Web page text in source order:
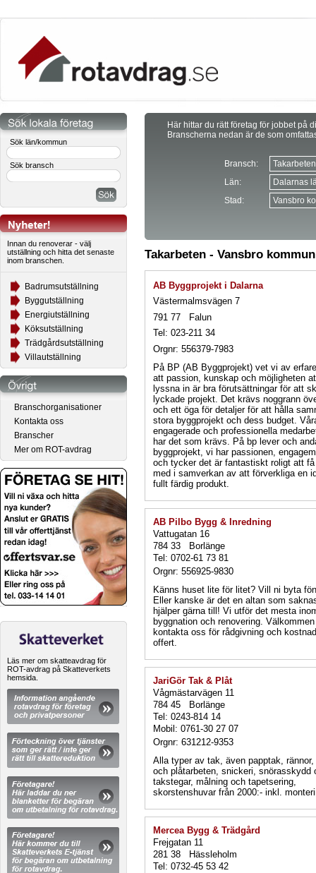
Sök län/kommun
Sök bransch
Innan du renoverar - välj
utställning och hitta det senaste
inom branschen.
Badrumsutställning
Byggutställning
Energiutställning
Köksutställning
Trädgårdsutställning
Villautställning
Branschorganisationer
Kontakta oss
Branscher
Mer om ROT-avdrag
Läs mer om skatteavdrag för
ROT-avdrag på Skatteverkets
hemsida.
Här hittar du rätt företag för jobbet på
Branscherna nedan är de som
Bransch:
Län:
Stad:
Takarbeten - Vansbro kommun
AB Byggprojekt i Dalarna
Västermalmsvägen 7
791 77 Falun
Tel: 023-211 34
Orgnr: 556379-7983
På BP (AB Byggprojekt) vet vi av
att passion, kunskap och möjligheten
lyssna in är bra förutsättningar för att
lyckade projekt. Det krävs noggrann
och ett öga för detaljer för att hålla
stora byggprojekt och dess budget.
engagerade och professionella
har det som krävs. På bp lever och
byggprojekt, vi har passionen,
och tycker det är fantastiskt roligt att
med i samverkan av att förverkliga en
fullt färdig produkt.
AB Pilbo Bygg & Inredning
Vattugatan 16
784 33 Borlänge
Tel: 0702-61 73 81
Orgnr: 556925-9830
Känns huset lite för litet? Vill ni byta
Eller kanske är det en altan som
hjälper gärna till! Vi utför det mesta
byggnation och renovering.
kontakta oss för rådgivning och
offert.
JariGör Tak & Plåt
Vågmästarvägen 11
784 45 Borlänge
Tel: 0243-814 14
Mobil: 0761-30 27 07
Orgnr: 631212-9353
Alla typer av tak, även papptak, rännor,
och plåtarbeten, snickeri, snörasskydd
takstegar, målning och tapetsering,
skorstenshuvar från 2000:- inkl.
Mercea Bygg & Trädgård
Frejgatan 11
281 38 Hässleholm
Tel: 0732-45 53 42